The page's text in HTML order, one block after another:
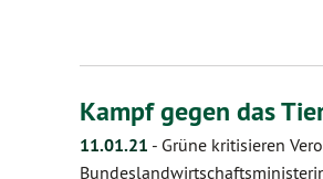
Kampf gegen das
11.01.21 - Grüne kritisieren